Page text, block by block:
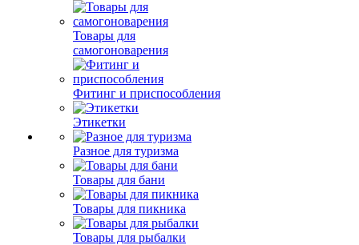
Товары для
самогоноварения
Фитинг и приспособления
Этикетки
Разное для туризма
Товары для бани
Товары для пикника
Товары для рыбалки